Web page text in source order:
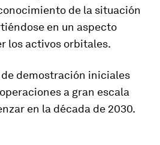
de la situación
en un aspecto
los activos orbitales.
demostración iniciales
a gran escala
en la década de 2030.